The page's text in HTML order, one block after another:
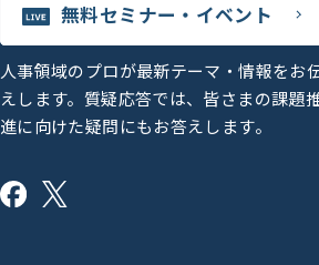
無料セミナー・イベント
人事領域のプロが最新テーマ・情報をお
えします。質疑応答では、皆さまの課題
進に向けた疑問にもお答えします。